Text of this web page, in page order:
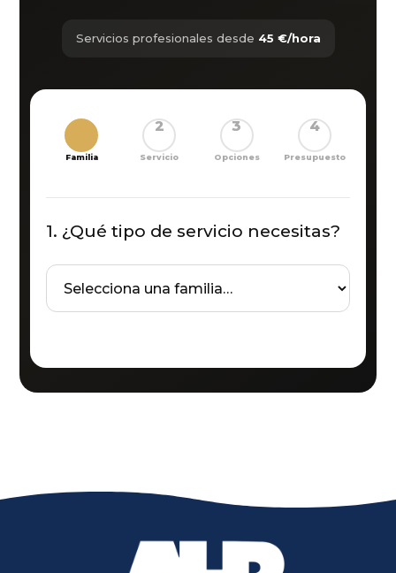
Servicios profesionales desde 45 €/hora
Familia
2
Servicio
3
Opciones
4
Presupuesto
1. ¿Qué tipo de servicio necesitas?